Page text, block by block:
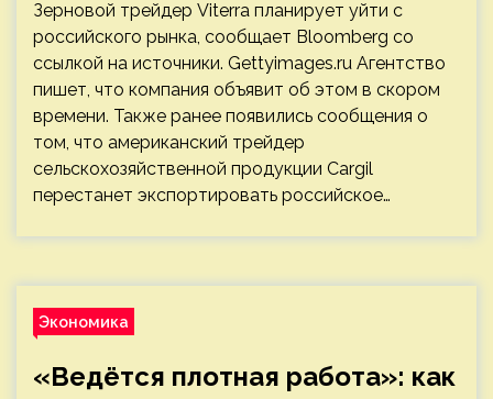
Зерновой трейдер Viterra планирует уйти с
российского рынка, сообщает Bloomberg со
ссылкой на источники. Gettyimages.ru Агентство
пишет, что компания объявит об этом в скором
времени. Также ранее появились сообщения о
том, что американский трейдер
сельскохозяйственной продукции Cargil
перестанет экспортировать российское…
Экономика
«Ведётся плотная работа»: как